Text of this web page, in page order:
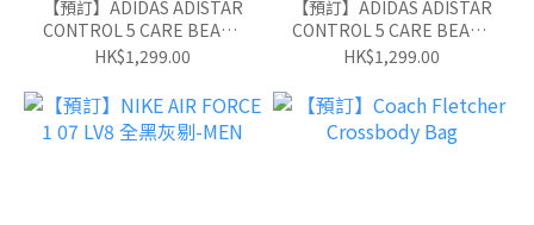
【預訂】ADIDAS ADISTAR
CONTROL 5 CARE BEARS
粉紅- WOMEN
HK$1,299.00
【預訂】ADIDAS ADISTAR
CONTROL 5 CARE BEARS
粉藍- WOMEN
HK$1,299.00